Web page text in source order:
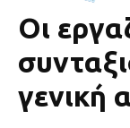
Οι
γενική